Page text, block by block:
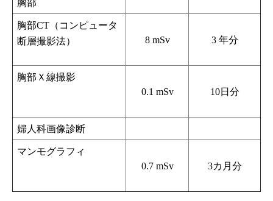
胸部
胸部CT（コンピュータ
断層撮影法）
8 mSv 3 年分
胸部Ｘ線撮影
0.1 mSv
10日分
婦人科画像診断
マンモグラフィ
0.7 mSv
3カ月分